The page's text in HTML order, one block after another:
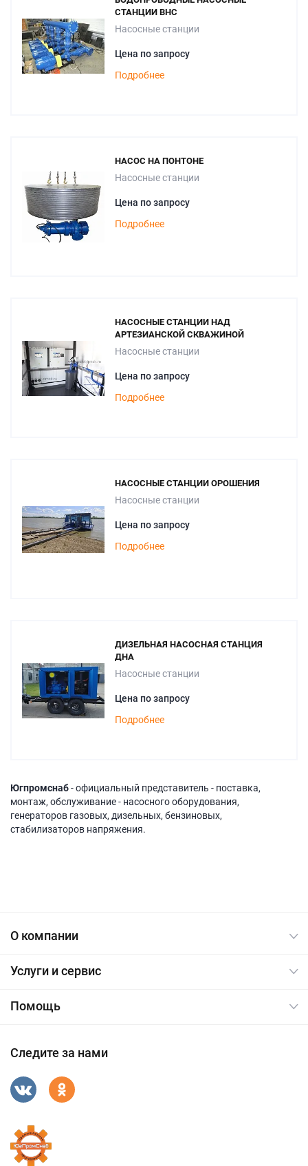
СТАНЦИИ ВНС
Насосные станции
Цена по запросу
Подробнее
НАСОС НА ПОНТОНЕ
Насосные станции
Цена по запросу
Подробнее
НАСОСНЫЕ СТАНЦИИ НАД
АРТЕЗИАНСКОЙ СКВАЖИНОЙ
Насосные станции
Цена по запросу
Подробнее
НАСОСНЫЕ СТАНЦИИ ОРОШЕНИЯ
Насосные станции
Цена по запросу
Подробнее
ДИЗЕЛЬНАЯ НАСОСНАЯ СТАНЦИЯ
ДНА
Насосные станции
Цена по запросу
Подробнее
Югпромснаб- официальный представитель - поставка,
монтаж, обслуживание - насосного оборудования,
генераторов газовых, дизельных, бензиновых,
стабилизаторов напряжения.
О компании
Услуги и сервис
Помощь
Следите за нами